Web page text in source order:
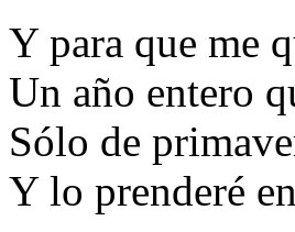
Y para que me
Un año entero
Sólo de
Y lo prenderé